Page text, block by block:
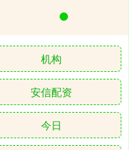
机构
安信配资
今日